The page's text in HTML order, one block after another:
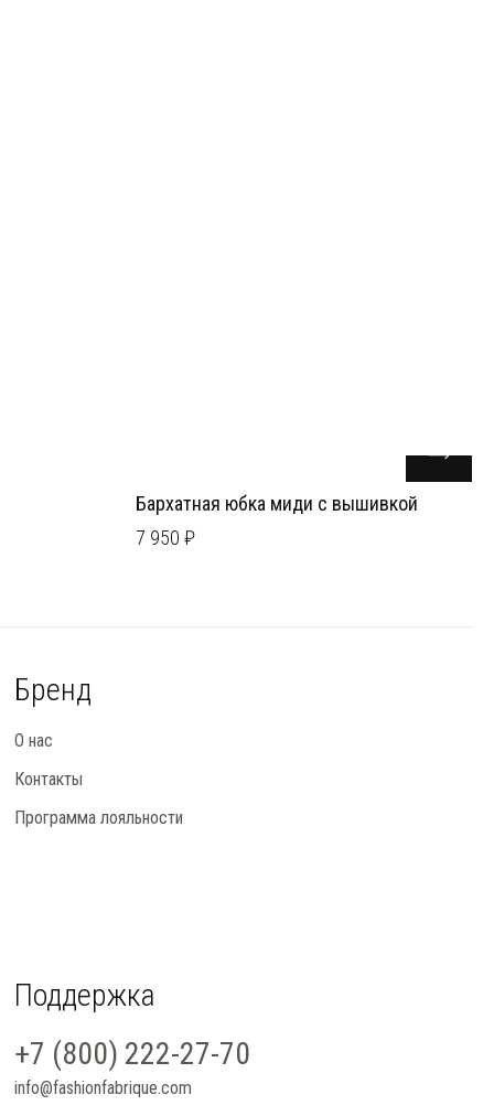
Бархатная юбка миди с вышивкой
7 950 ₽
Бренд
О нас
Контакты
Программа лояльности
Поддержка
+7 (800) 222-27-70
info@fashionfabrique.com